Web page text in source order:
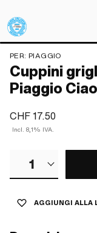
PER: PIAGGIO
Cuppini
Piaggio
CHF 17.50
Incl. 8,1% IVA.
1
AGGIUNGI ALLA